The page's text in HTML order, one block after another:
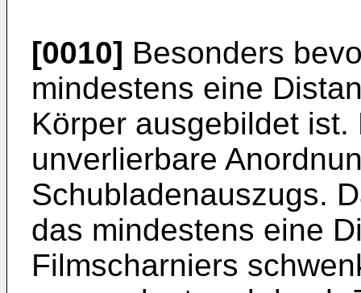
[0010] Besonders
mindestens eine
Körper ausgebildet
unverlierbare
Schubladenauszugs.
das mindestens eine
Filmscharniers